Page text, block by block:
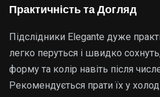
Практичність та Догляд
Підслідники Elegante дуже
легко перуться і швидко
форму та колір навіть після
Рекомендується прати їх у